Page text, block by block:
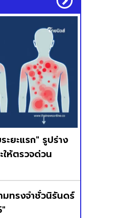
ะยะแรก" รูปร่าง
ห้ตรวจด่วน
ทรงจำชั่วนิรันดร์